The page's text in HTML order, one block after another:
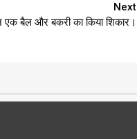
Next
बैल और बकरी का किया शिकार।